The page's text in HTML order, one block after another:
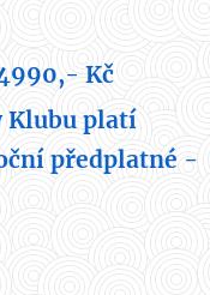
Kč
Klubu platí
předplatné -